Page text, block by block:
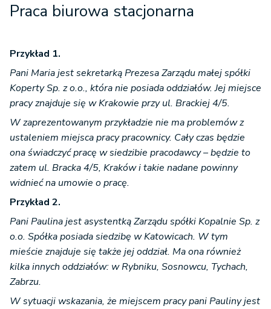
Praca biurowa stacjonarna
Przykład 1.
Pani Maria jest sekretarką Prezesa Zarządu małej spółki
Koperty Sp. z o.o., która nie posiada oddziałów. Jej miejsce
pracy znajduje się w Krakowie przy ul. Brackiej 4/5.
W zaprezentowanym przykładzie nie ma problemów z
ustaleniem miejsca pracy pracownicy. Cały czas będzie
ona świadczyć pracę w siedzibie pracodawcy – będzie to
zatem ul. Bracka 4/5, Kraków i takie nadane powinny
widnieć na umowie o pracę.
Przykład 2.
Pani Paulina jest asystentką Zarządu spółki Kopalnie Sp. z
o.o. Spółka posiada siedzibę w Katowicach. W tym
mieście znajduje się także jej oddział. Ma ona również
kilka innych oddziałów: w Rybniku, Sosnowcu, Tychach,
Zabrzu.
W sytuacji wskazania, że miejscem pracy pani Pauliny jest